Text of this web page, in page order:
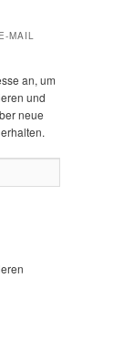
MAIL
an, um
und
neue